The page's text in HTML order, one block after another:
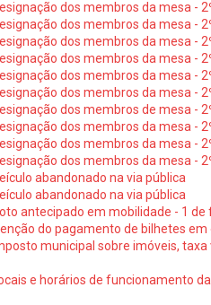
dos membros da mesa -
dos membros da mesa -
dos membros da mesa -
dos membros da mesa -
dos membros da mesa -
dos membros da mesa -
dos membros de mesa -
dos membros da mesa -
dos membros da mesa -
dos membros da mesa -
abandonado na via pública
abandonado na via pública
antecipado em mobilidade - 1
do pagamento de bilhetes
municipal sobre imóveis,
e horários de funcionamento